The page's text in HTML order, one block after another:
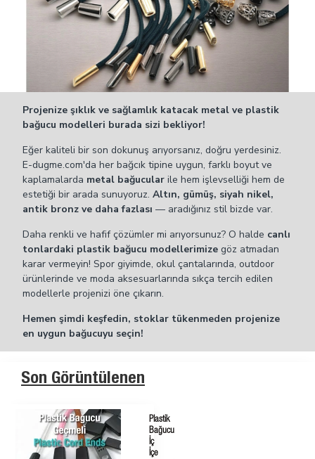
Projenize şıklık ve sağlamlık katacak metal ve plastik
bağucu modelleri burada sizi bekliyor!
Eğer kaliteli bir son dokunuş arıyorsanız, doğru yerdesiniz.
E-dugme.com'da her bağcık tipine uygun, farklı boyut ve
kaplamalarda metal bağucularile hem işlevselliği hem de
estetiği bir arada sunuyoruz. Altın, gümüş, siyah nikel,
antik bronz ve daha fazlası — aradığınız stil bizde var.
Daha renkli ve hafif çözümler mi arıyorsunuz? O halde canlı
tonlardaki plastik bağucu modellerimizegöz atmadan
karar vermeyin! Spor giyimde, okul çantalarında, outdoor
ürünlerinde ve moda aksesuarlarında sıkça tercih edilen
modellerle projenizi öne çıkarın.
Hemen şimdi keşfedin, stoklar tükenmeden projenize
en uygun bağucuyu seçin!
Son Görüntülenen
Plastik
Bağucu
İç
İçe